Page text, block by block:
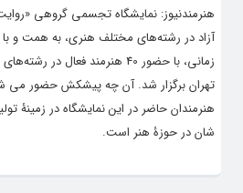
هنرمندنیوز: نمایشگاه تجسمی گروهی
آزاد در رشته‌های مختلف هنری، به همت و
زمانی، با حضور 40 هنرمند فعال
تهران برگزار شد. آن چه پیشکش حضور می
هنرمندان حاضر در این نمایشگاه در زمینۀ
شان در حوزۀ هنر است.